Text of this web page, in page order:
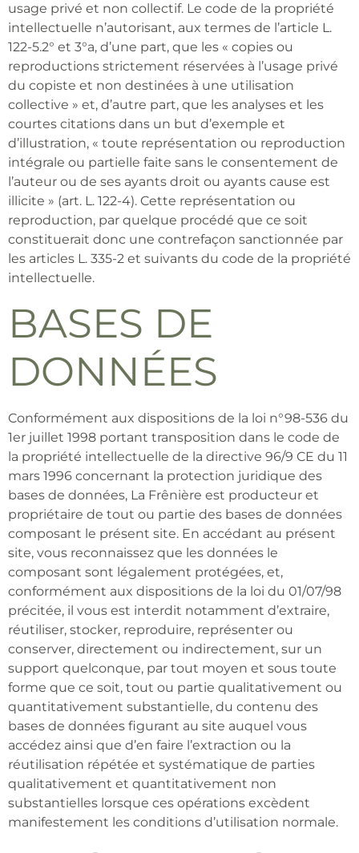
usage privé et non collectif. Le code de la propriété
intellectuelle n’autorisant, aux termes de l’article L.
122-5.2° et 3°a, d’une part, que les « copies ou
reproductions strictement réservées à l’usage privé
du copiste et non destinées à une utilisation
collective » et, d’autre part, que les analyses et les
courtes citations dans un but d’exemple et
d’illustration, « toute représentation ou reproduction
intégrale ou partielle faite sans le consentement de
l’auteur ou de ses ayants droit ou ayants cause est
illicite » (art. L. 122-4). Cette représentation ou
reproduction, par quelque procédé que ce soit
constituerait donc une contrefaçon sanctionnée par
les articles L. 335-2 et suivants du code de la propriété
intellectuelle.
BASES DE
DONNÉES
Conformément aux dispositions de la loi n°98-536 du
1er juillet 1998 portant transposition dans le code de
la propriété intellectuelle de la directive 96/9 CE du 11
mars 1996 concernant la protection juridique des
bases de données, La Frênière est producteur et
propriétaire de tout ou partie des bases de données
composant le présent site. En accédant au présent
site, vous reconnaissez que les données le
composant sont légalement protégées, et,
conformément aux dispositions de la loi du 01/07/98
précitée, il vous est interdit notamment d’extraire,
réutiliser, stocker, reproduire, représenter ou
conserver, directement ou indirectement, sur un
support quelconque, par tout moyen et sous toute
forme que ce soit, tout ou partie qualitativement ou
quantitativement substantielle, du contenu des
bases de données figurant au site auquel vous
accédez ainsi que d’en faire l’extraction ou la
réutilisation répétée et systématique de parties
qualitativement et quantitativement non
substantielles lorsque ces opérations excèdent
manifestement les conditions d’utilisation normale.